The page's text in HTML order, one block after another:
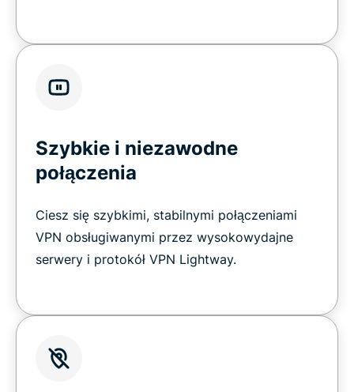
Szybkie i niezawodne
połączenia
Ciesz się szybkimi, stabilnymi połączeniami
VPN obsługiwanymi przez wysokowydajne
serwery i protokół VPN Lightway.